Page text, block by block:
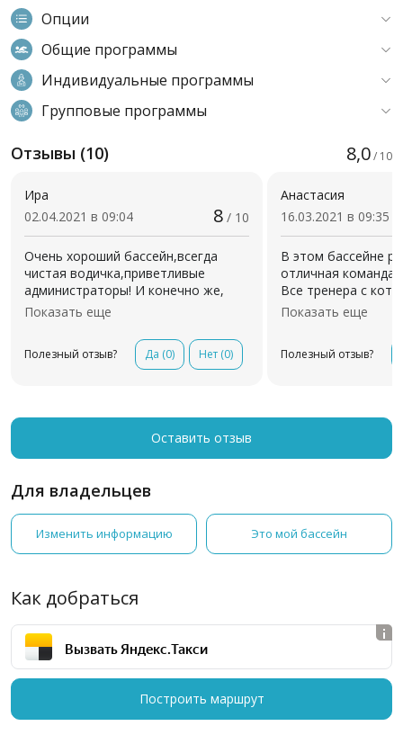
Опции
Общие программы
Индивидуальные программы
Групповые программы
Отзывы (10) 8,0/ 10
Ира
02.04.2021 в 09:04
8 / 10
Очень хороший бассейн,всегда
чистая водичка,приветливые
администраторы! И конечно же,
отдельное спасибо тренеру Оле,с
которой мы познакомились,когда
дочке было 4 месяца,ходим на
занятия с большим удовольствием!
Показать еще
Полезный отзыв? Да (0) Нет (0)
Анастасия
16.03.2021 в 09:35
В этом бассейне
отличная команда
Все тренера с
пришлось
находили общий
все тренировки
насыщенно...
Показать еще
Полезный отзыв?
Оставить отзыв
Для владельцев
Изменить информацию Это мой бассейн
Как добраться
Вызвать Яндекс.Такси
Построить маршрут